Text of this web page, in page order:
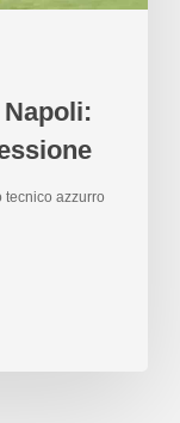
tecnico azzurro